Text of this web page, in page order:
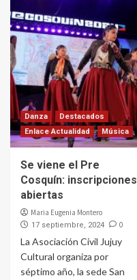
Danza
Destacados
Enlace Actualidad
Música
Se viene el Pre
Cosquín: inscripciones
abiertas
Maria Eugenia Montero
17 septiembre, 2024 0
La Asociación Civil Jujuy
Cultural organiza por
séptimo año, la sede San